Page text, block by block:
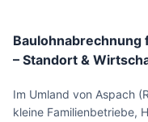
Baulohnabrechnung
– Standort &
Im Umland von Aspach
kleine Familienbetriebe,